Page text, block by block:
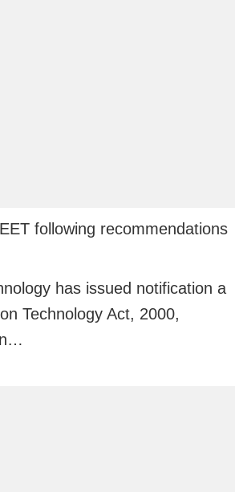
following recommendations
has issued notification a
Technology Act, 2000,